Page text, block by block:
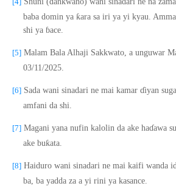
baba domin ya ƙara sa iri ya yi kyau.
shi ya ɓace.
[5] Malam Bala Alhaji Sakkwato, a unguwar
03/11/2025.
[6] Sada wani sinadari ne mai kamar ɗiyan
amfani da shi.
[7] Magani yana nufin kalolin da ake haɗawa
ake buƙata.
[8] Haiduro wani sinadari ne mai kaifi wanda
ba, ba yadda za a yi rini ya kasance.